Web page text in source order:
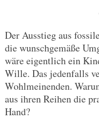
Der Ausstieg aus
die wunschgemäße
wäre eigentlich ein
Wille. Das jedenfalls
Wohlmeinenden.
aus ihren Reihen die
Hand?